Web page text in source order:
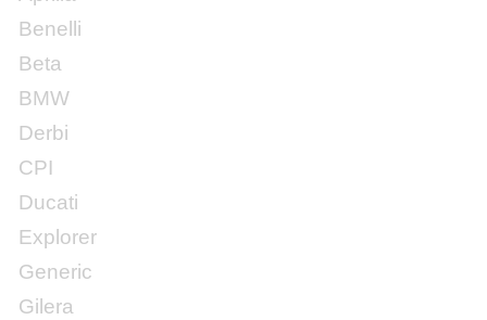
Benelli
Beta
BMW
Derbi
CPI
Ducati
Explorer
Generic
Gilera